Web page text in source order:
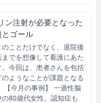
ン注射が必要となった
ゴール
ことだけでなく、退院後
でを想像して看護にあた
今回は、患者さんを包括
ようなことが課題となる
【今月の事例】 一過性脳
80歳代女性。認知症も